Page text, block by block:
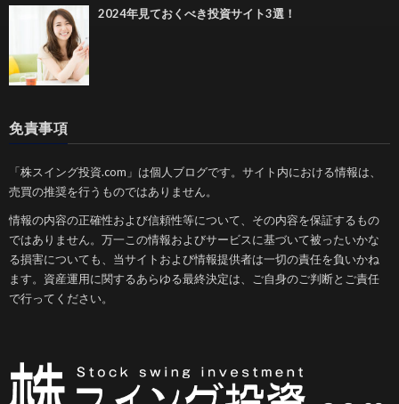
2024年見ておくべき投資サイト3選！
免責事項
「株スイング投資.com」は個人ブログです。サイト内における情報は、
売買の推奨を行うものではありません。
情報の内容の正確性および信頼性等について、その内容を保証するもの
ではありません。万一この情報およびサービスに基づいて被ったいかな
る損害についても、当サイトおよび情報提供者は一切の責任を負いかね
ます。資産運用に関するあらゆる最終決定は、ご自身のご判断とご責任
で行ってください。